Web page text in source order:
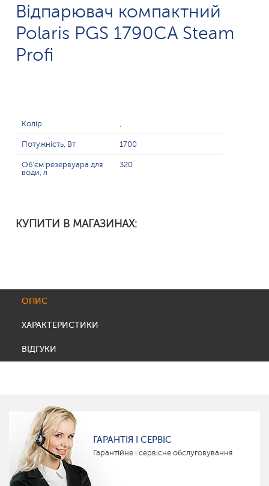
Відпарювач компактний
Polaris PGS 1790СA Steam
Profi
Колір ,
Потужність, Вт 1700
Об'єм резервуара для
води, л
320
КУПИТИ В МАГАЗИНАХ:
ОПИС
ХАРАКТЕРИСТИКИ
ВІДГУКИ
ГАРАНТІЯ І СЕРВІС
Гарантійне і сервісне обслуговування